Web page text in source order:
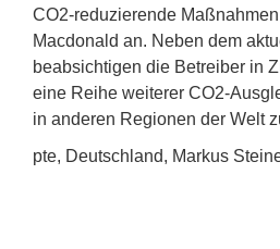
CO2-reduzierende
Macdonald an. Neben dem
beabsichtigen die Betreiber in
eine Reihe weiterer CO2-
in anderen Regionen der Welt
pte, Deutschland, Markus